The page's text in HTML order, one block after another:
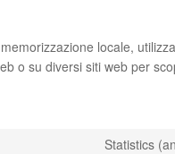
locale,
o su diversi siti web per
Statistics